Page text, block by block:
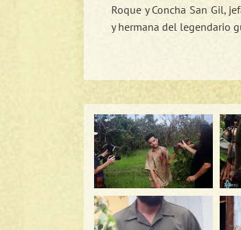
Roque y Concha San Gil,
y hermana del legendario